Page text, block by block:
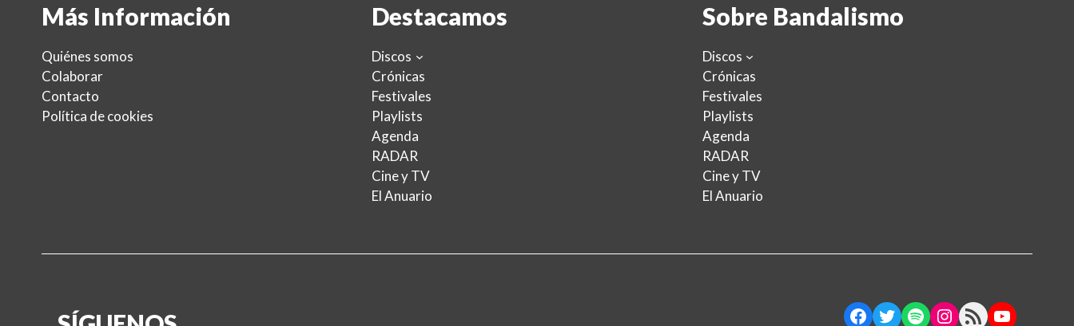
Más Información
Quiénes somos
Colaborar
Contacto
Política de cookies
Destacamos
Discos
Crónicas
Festivales
Playlists
Agenda
RADAR
Cine y TV
El Anuario
Sobre Bandalismo
Discos
Crónicas
Festivales
Playlists
Agenda
RADAR
Cine y TV
El Anuario
Facebook
Twitter
Spotify
Instagram
RSS FeedYouTube